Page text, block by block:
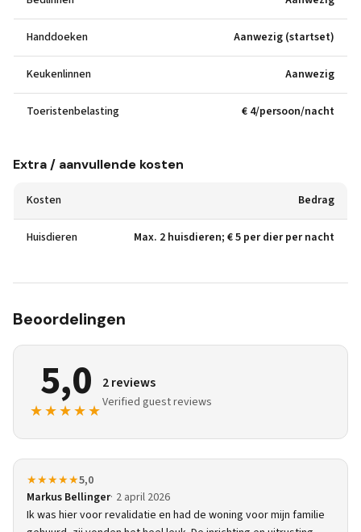
Handdoeken Aanwezig (startset)
Keukenlinnen Aanwezig
Toeristenbelasting € 4/persoon/nacht
Extra / aanvullende kosten
Kosten Bedrag
Huisdieren Max. 2 huisdieren; € 5 per dier per nacht
Beoordelingen
5,0
★★★★★
2 reviews
Verified guest reviews
★★★★★5,0
Markus Bellinger 2 april 2026
Ik was hier voor revalidatie en had de woning voor mijn familie